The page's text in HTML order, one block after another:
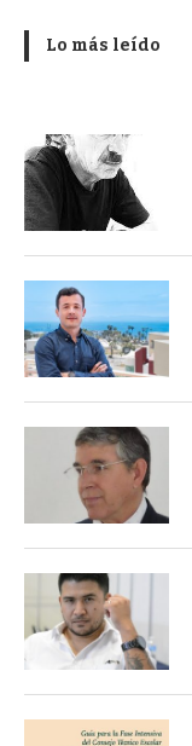
Lo más leído